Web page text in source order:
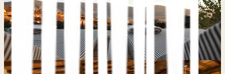
Por Qué los Pequeños Hoteles y Casas de
Huéspedes Deberían Enfocarse en Reservas
Directas